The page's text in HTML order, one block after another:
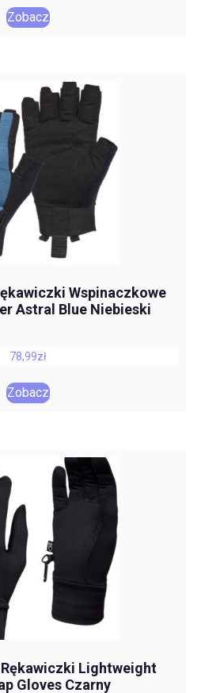
Zobacz
Wspinaczkowe
Astral Blue Niebieski
78,99zł
Zobacz
Lightweight
Gloves Czarny